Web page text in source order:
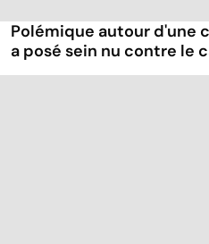
Polémique autour d'une
a posé sein nu contre le